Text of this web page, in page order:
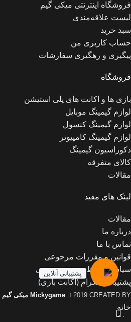
فروشگاه اینترنتی میکی گیم
لیست علاقه‌مندی
سبد خرید
حساب کاربری من
پیگیری و رهگیری سفارشات
فروشگاه
بازی ها و اکانت های پلی استیشن
لوازم گیمینگ موبایل
لوازم گیمینگ کنسول
لوازم گیمینگ کامپیوتر
دکوراسیون گیمینگ
کالای متفرقه
مقالات
لینک های مفید
مقالات
درباره ما
تماس با ما
قوانین و مقررات مرجوعی
سیاست حفظ حریم خصوصی
پشتیبانی تلگرام (اکانت بازی)
Mickygame 2019 CREATED BY میکی گیم
پشتیبانی آنلاین
خانه
وبلاگ